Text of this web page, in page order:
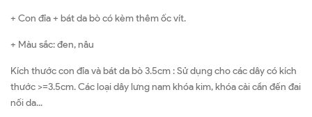
+ Con đỉa + bát da bò có kèm thêm ốc vít.
+ Màu sắc: đen, nâu
Kích thước con đỉa và bát da bò 3.5cm : Sử dụng cho các dây có kích
thước >=3.5cm. Các loại dây lưng nam khóa kim, khóa cài cần đến đai
nối da...